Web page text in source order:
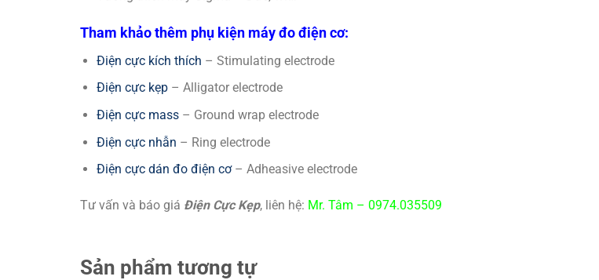
Tham khảo thêm phụ kiện máy đo điện cơ:
Điện cực kích thích – Stimulating electrode
Điện cực kẹp– Alligator electrode
Điện cực mass– Ground wrap electrode
Điện cực nhẫn – Ring electrode
Điện cực dán đo điện cơ– Adheasive electrode
Tư vấn và báo giá Điện Cực Kẹp, liên hệ: Mr. Tâm – 0974.035509
Sản phẩm tương tự